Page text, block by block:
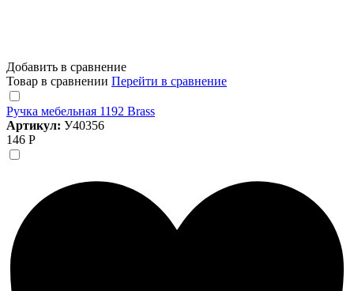
Добавить в сравнение
Товар в сравнении Перейти в сравнение
Ручка мебельная 1192 Brass
Артикул: У40356
146 Р